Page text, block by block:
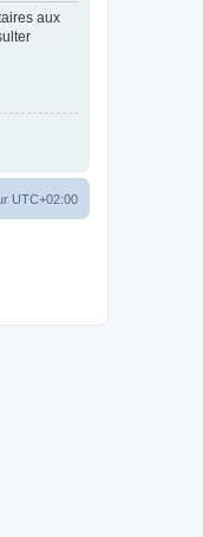
aux
UTC+02:00